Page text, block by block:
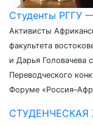
Студенты РГГУ
Активисты
факультета
и Дарья Головачева
Переводческого
Форуме